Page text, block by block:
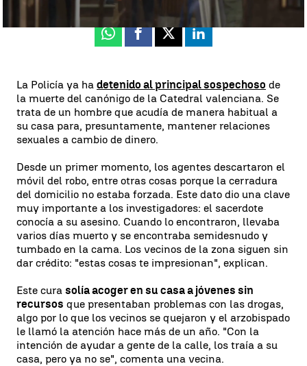
Whatsapp
Facebook
X Linkedin
La Policía ya ha detenido al principal sospechoso de
la muerte del canónigo de la Catedral valenciana. Se
trata de un hombre que acudía de manera habitual a
su casa para, presuntamente, mantener relaciones
sexuales a cambio de dinero.
Desde un primer momento, los agentes descartaron el
móvil del robo, entre otras cosas porque la cerradura
del domicilio no estaba forzada. Este dato dio una clave
muy importante a los investigadores: el sacerdote
conocía a su asesino. Cuando lo encontraron, llevaba
varios días muerto y se encontraba semidesnudo y
tumbado en la cama. Los vecinos de la zona siguen sin
dar crédito: "estas cosas te impresionan", explican.
Este cura solía acoger en su casa a jóvenes sin
recursos que presentaban problemas con las drogas,
algo por lo que los vecinos se quejaron y el arzobispado
le llamó la atención hace más de un año. "Con la
intención de ayudar a gente de la calle, los traía a su
casa, pero ya no se", comenta una vecina.